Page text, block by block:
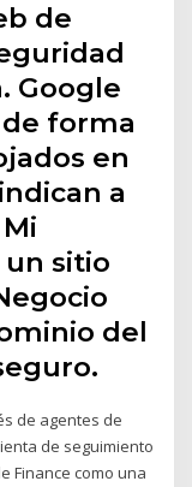
de
Google
forma
en
a
un sitio
del
de agentes de
de seguimiento
Finance como una